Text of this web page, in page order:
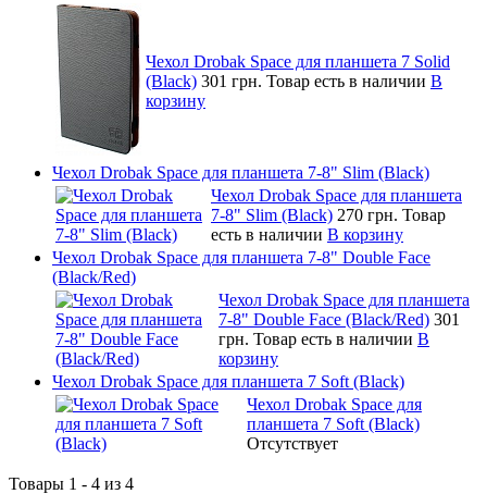
Чехол Drobak Space для планшета 7 Solid
(Black) 301 грн. Товар есть в наличии В
корзину
Чехол Drobak Space для планшета 7-8" Slim (Black)
Чехол Drobak Space для планшета
7-8" Slim (Black) 270 грн. Товар
есть в наличии В корзину
Чехол Drobak Space для планшета 7-8" Double Face
(Black/Red)
Чехол Drobak Space для планшета
7-8" Double Face (Black/Red) 301
грн. Товар есть в наличии В
корзину
Чехол Drobak Space для планшета 7 Soft (Black)
Чехол Drobak Space для
планшета 7 Soft (Black)
Отсутствует
Товары 1 - 4 из 4